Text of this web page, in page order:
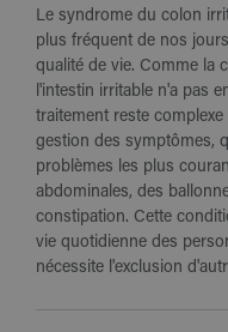
Le syndrome du colon
plus fréquent de nos
qualité de vie. Comme la
l'intestin irritable n'a pas
traitement reste
gestion des symptômes,
problèmes les plus
abdominales, des
constipation. Cette
vie quotidienne des
nécessite l'exclusion